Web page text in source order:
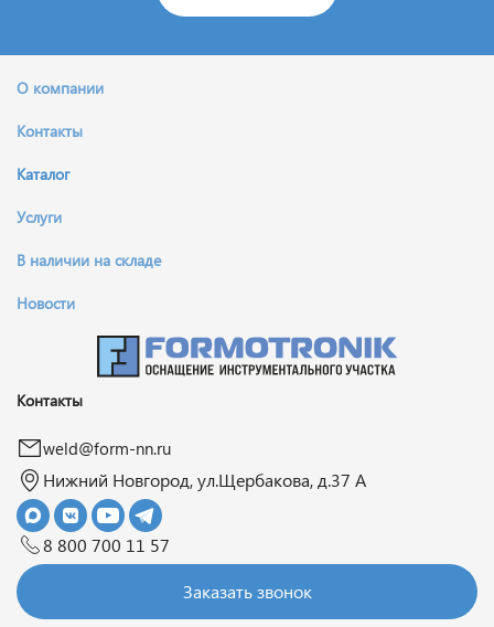
О компании
Контакты
Каталог
Услуги
В наличии на складе
Новости
Контакты
weld@form-nn.ru
Нижний Новгород, ул.Щербакова, д.37 А
8 800 700 11 57
Заказать звонок